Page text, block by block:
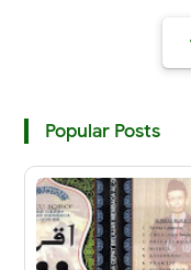
Popular Posts